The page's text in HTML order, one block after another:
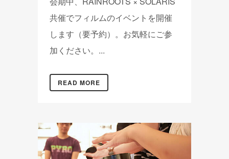
共催でフィルムのイベントを開催
します（要予約）。お気軽にご参
加ください。...
READ MORE